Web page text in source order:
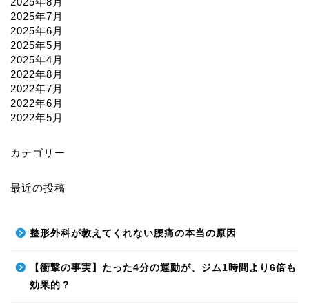
2025年7月
2025年6月
2025年5月
2025年4月
2022年8月
2022年7月
2022年6月
2022年5月
カテゴリー
最近の投稿
整形外科が教えてくれない腰痛の本当の原因
【衝撃の事実】たった4分の運動が、ジム1時間より6倍も
効果的？